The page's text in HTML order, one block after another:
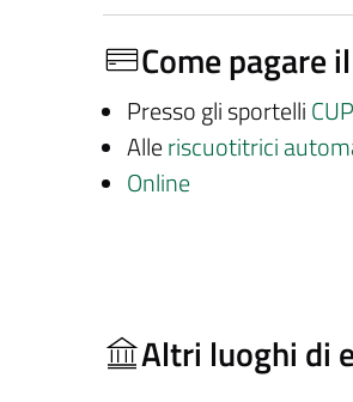
Come pagare
Presso gli sportelli CUP
Alleriscuotitrici
Online
Altri luoghi di